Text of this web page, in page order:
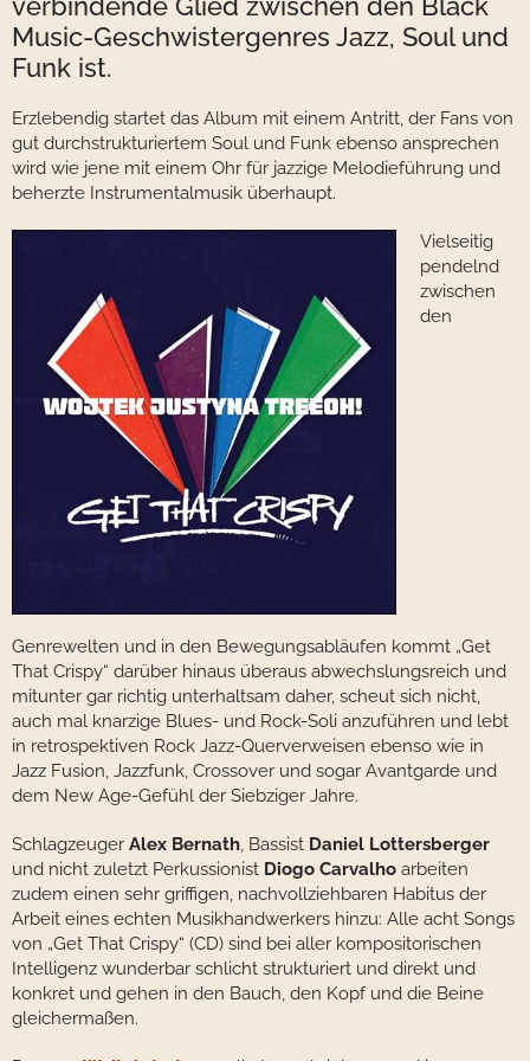
verbindende Glied zwischen den Black
Music-Geschwistergenres Jazz, Soul und
Funk ist.
Erzlebendig startet das Album mit einem Antritt, der Fans von
gut durchstrukturiertem Soul und Funk ebenso ansprechen
wird wie jene mit einem Ohr für jazzige Melodieführung und
beherzte Instrumentalmusik überhaupt.
Vielseitig
pendelnd
zwischen
den
Genrewelten und in den Bewegungsabläufen kommt „Get
That Crispy“ darüber hinaus überaus abwechslungsreich und
mitunter gar richtig unterhaltsam daher, scheut sich nicht,
auch mal knarzige Blues- und Rock-Soli anzuführen und lebt
in retrospektiven Rock Jazz-Querverweisen ebenso wie in
Jazz Fusion, Jazzfunk, Crossover und sogar Avantgarde und
dem New Age-Gefühl der Siebziger Jahre.
Schlagzeuger Alex Bernath, Bassist Daniel Lottersberger
und nicht zuletzt Perkussionist Diogo Carvalho arbeiten
zudem einen sehr griffigen, nachvollziehbaren Habitus der
Arbeit eines echten Musikhandwerkers hinzu: Alle acht Songs
von „Get That Crispy“ (CD) sind bei aller kompositorischen
Intelligenz wunderbar schlicht strukturiert und direkt und
konkret und gehen in den Bauch, den Kopf und die Beine
gleichermaßen.